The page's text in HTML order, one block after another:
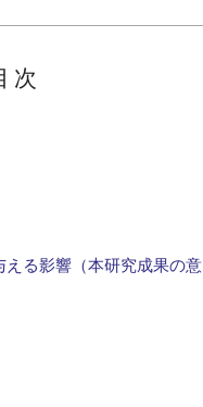
次
る影響（本研究成果の意